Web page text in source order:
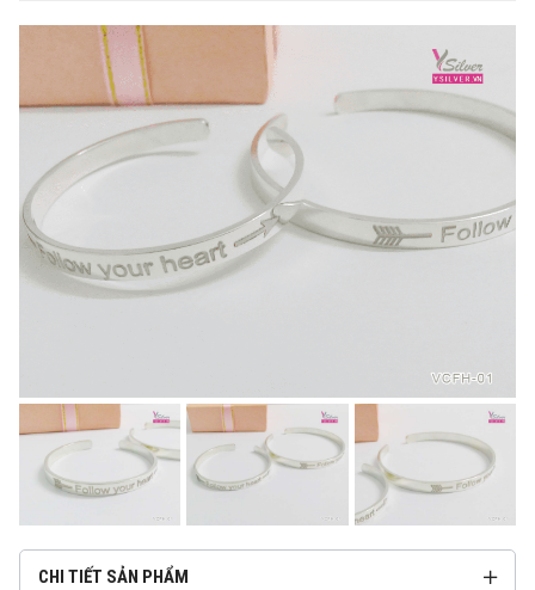
CHI TIẾT SẢN PHẨM